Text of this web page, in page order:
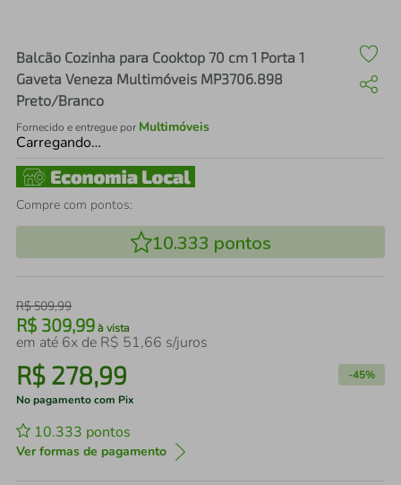
Balcão Cozinha para Cooktop 70 cm 1 Porta 1
Gaveta Veneza Multimóveis MP3706.898
Preto/Branco
Fornecido e entregue por Multimóveis
Carregando…
Compre com pontos:
10.333 pontos
R$509,99
R$ 309,99 à vista
em até 6x de R$ 51,66 s/juros
R$ 278,99 -45%
No pagamento com Pix
10.333 pontos
Ver formas de pagamento